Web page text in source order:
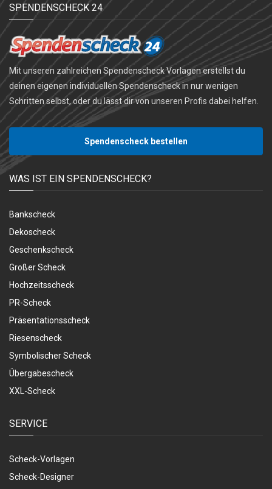
SPENDENSCHECK 24
Mit unseren zahlreichen Spendenscheck Vorlagen erstellst du
deinen eigenen individuellen Spendenscheck in nur wenigen
Schritten selbst, oder du lässt dir von unseren Profis dabei helfen.
Spendenscheck bestellen
WAS IST EIN SPENDENSCHECK?
Bankscheck
Dekoscheck
Geschenkscheck
Großer Scheck
Hochzeitsscheck
PR-Scheck
Präsentationsscheck
Riesenscheck
Symbolischer Scheck
Übergabescheck
XXL-Scheck
SERVICE
Scheck-Vorlagen
Scheck-Designer